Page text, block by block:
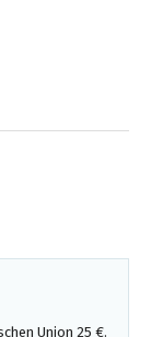
Union 25 €.